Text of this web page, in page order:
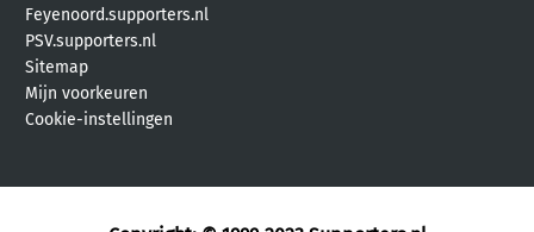
Feyenoord.supporters.nl
PSV.supporters.nl
Sitemap
Mijn voorkeuren
Cookie-instellingen